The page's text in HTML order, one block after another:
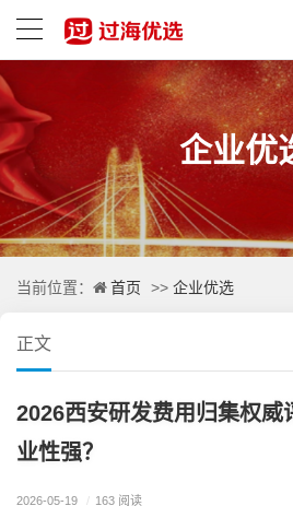
企业优
当前位置： 首页 >> 企业优选
正文
2026西安研发费用归集权威
业性强？
2026-05-19 / 163 阅读